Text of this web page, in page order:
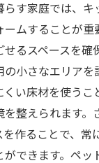
らす家庭では、キ
ームすることが重
せるスペースを確
の小さなエリアを
くい床材を使うこ
を整えられます。
を作ることで、常
ができます。ペッ